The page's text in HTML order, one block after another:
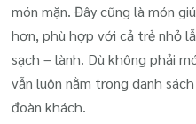
món mặn. Đây cũng là món
hơn, phù hợp với cả trẻ nhỏ
sạch – lành. Dù không phải
vẫn luôn nằm trong danh
đoàn khách.